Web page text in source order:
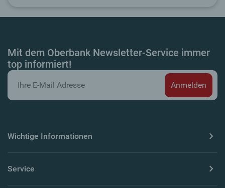
Mit dem Oberbank Newsletter-Service immer
top informiert!
Wichtige Informationen
Service